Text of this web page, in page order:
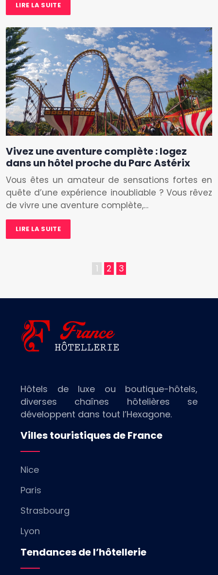
LIRE LA SUITE
Vivez une aventure complète : logez
dans un hôtel proche du Parc Astérix
Vous êtes un amateur de sensations fortes en
quête d’une expérience inoubliable ? Vous rêvez
de vivre une aventure complète,…
LIRE LA SUITE
1 2 3
Hôtels de luxe ou boutique-hôtels,
diverses chaînes hôtelières se
développent dans tout l’Hexagone.
Villes touristiques de France
Nice
Paris
Strasbourg
Lyon
Tendances de l’hôtellerie